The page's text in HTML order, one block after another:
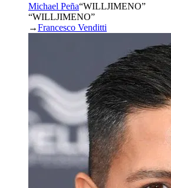
Michael Peña“WILLJIMENO”
“WILLJIMENO”
→Francesco Venditti